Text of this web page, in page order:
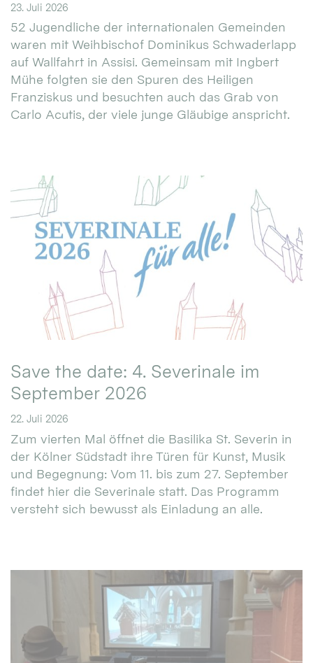
23. Juli 2026
52 Jugendliche der internationalen Gemeinden
waren mit Weihbischof Dominikus Schwaderlapp
auf Wallfahrt in Assisi. Gemeinsam mit Ingbert
Mühe folgten sie den Spuren des Heiligen
Franziskus und besuchten auch das Grab von
Carlo Acutis, der viele junge Gläubige anspricht.
Save the date: 4. Severinale im
September 2026
22. Juli 2026
Zum vierten Mal öffnet die Basilika St. Severin in
der Kölner Südstadt ihre Türen für Kunst, Musik
und Begegnung: Vom 11. bis zum 27. September
findet hier die Severinale statt. Das Programm
versteht sich bewusst als Einladung an alle.